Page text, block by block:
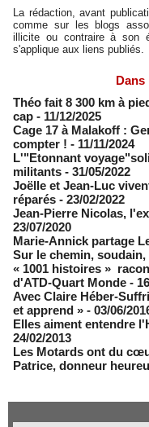
La rédaction, avant
comme sur les blogs
illicite ou contraire à son
s'applique aux liens publiés.
Théo fait 8 300 km à
cap - 11/12/2025
Cage 17 à Malakoff :
compter ! - 11/11/2024
L'"Etonnant
militants - 31/05/2022
Joëlle et Jean-Luc
réparés - 23/02/2022
Jean-Pierre Nicolas,
23/07/2020
Marie-Annick partage
Sur le chemin,
« 1001 histoires »
d'ATD-Quart Monde -
Avec Claire Héber-
et apprend » - 03/06/
Elles aiment entendre
24/02/2013
Les Motards ont du
Patrice, donneur